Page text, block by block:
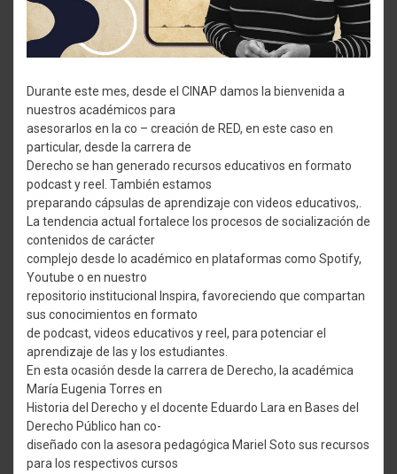
Durante este mes, desde el CINAP damos la bienvenida a
nuestros académicos para
asesorarlos en la co – creación de RED, en este caso en
particular, desde la carrera de
Derecho se han generado recursos educativos en formato
podcast y reel. También estamos
preparando cápsulas de aprendizaje con videos educativos,.
La tendencia actual fortalece los procesos de socialización de
contenidos de carácter
complejo desde lo académico en plataformas como Spotify,
Youtube o en nuestro
repositorio institucional Inspira, favoreciendo que compartan
sus conocimientos en formato
de podcast, videos educativos y reel, para potenciar el
aprendizaje de las y los estudiantes.
En esta ocasión desde la carrera de Derecho, la académica
María Eugenia Torres en
Historia del Derecho y el docente Eduardo Lara en Bases del
Derecho Público han co-
diseñado con la asesora pedagógica Mariel Soto sus recursos
para los respectivos cursos